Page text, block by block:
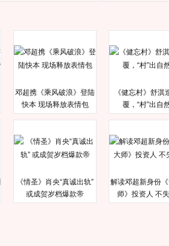
邓超携《乘风破浪》登陆
快本 现场释放表情包
《健忘村》舒淇
覆，“村”出自
《情圣》肖央“真诚出轨”
或成贺岁档爆款帝
解读邓超新身份
师》投资人 不